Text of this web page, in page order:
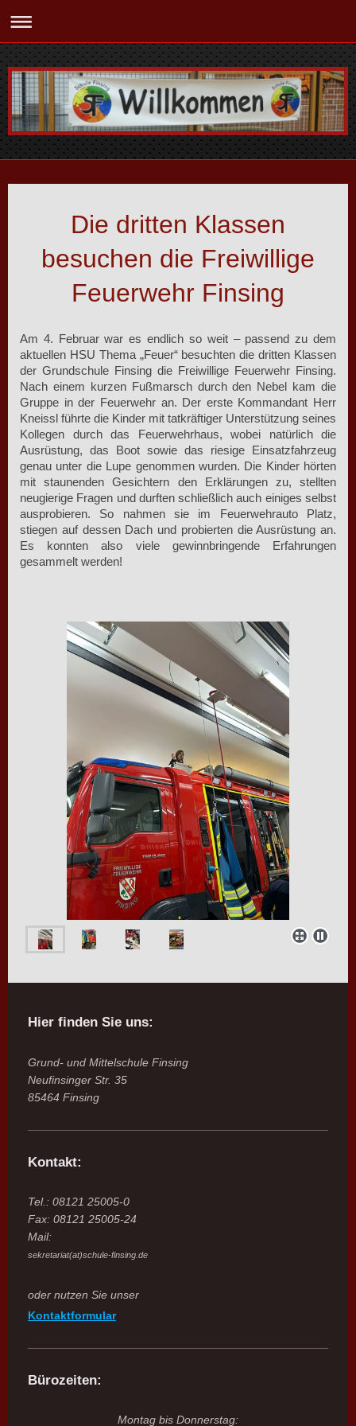
Die dritten Klassen
besuchen die Freiwillige
Feuerwehr Finsing
Am 4. Februar war es endlich so weit – passend zu dem
aktuellen HSU Thema „Feuer“ besuchten die dritten Klassen
der Grundschule Finsing die Freiwillige Feuerwehr Finsing.
Nach einem kurzen Fußmarsch durch den Nebel kam die
Gruppe in der Feuerwehr an. Der erste Kommandant Herr
Kneissl führte die Kinder mit tatkräftiger Unterstützung seines
Kollegen durch das Feuerwehrhaus, wobei natürlich die
Ausrüstung, das Boot sowie das riesige Einsatzfahrzeug
genau unter die Lupe genommen wurden. Die Kinder hörten
mit staunenden Gesichtern den Erklärungen zu, stellten
neugierige Fragen und durften schließlich auch einiges selbst
ausprobieren. So nahmen sie im Feuerwehrauto Platz,
stiegen auf dessen Dach und probierten die Ausrüstung an.
Es konnten also viele gewinnbringende Erfahrungen
gesammelt werden!
Hier finden Sie uns:
Grund- und Mittelschule Finsing
Neufinsinger Str. 35
85464 Finsing
Kontakt:
Tel.: 08121 25005-0
Fax: 08121 25005-24
Mail:
sekretariat(at)schule-finsing.de
oder nutzen Sie unser
Kontaktformular
Bürozeiten:
Montag bis Donnerstag: